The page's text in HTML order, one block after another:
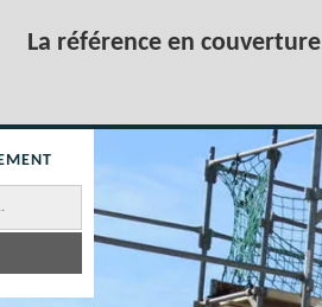
La référence en couverture